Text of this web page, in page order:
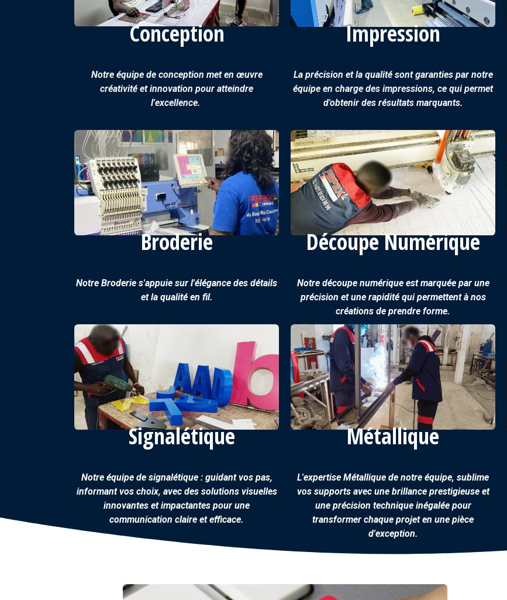
Conception Impression
Notre équipe de conception met en œuvre
créativité et innovation pour atteindre
l'excellence.
La précision et la qualité sont garanties par notre
équipe en charge des impressions, ce qui permet
d'obtenir des résultats marquants.
Découpe Numérique
Broderie
Notre Broderie s'appuie sur l'élégance des détails
et la qualité en fil.
Notre découpe numérique est marquée par une
précision et une rapidité qui permettent à nos
créations de prendre forme.
Signalétique Métallique
Notre équipe de signalétique : guidant vos pas,
informant vos choix, avec des solutions visuelles
innovantes et impactantes pour une
communication claire et efficace.
L'expertise Métallique de notre équipe, sublime
vos supports avec une brillance prestigieuse et
une précision technique inégalée pour
transformer chaque projet en une pièce
d'exception.